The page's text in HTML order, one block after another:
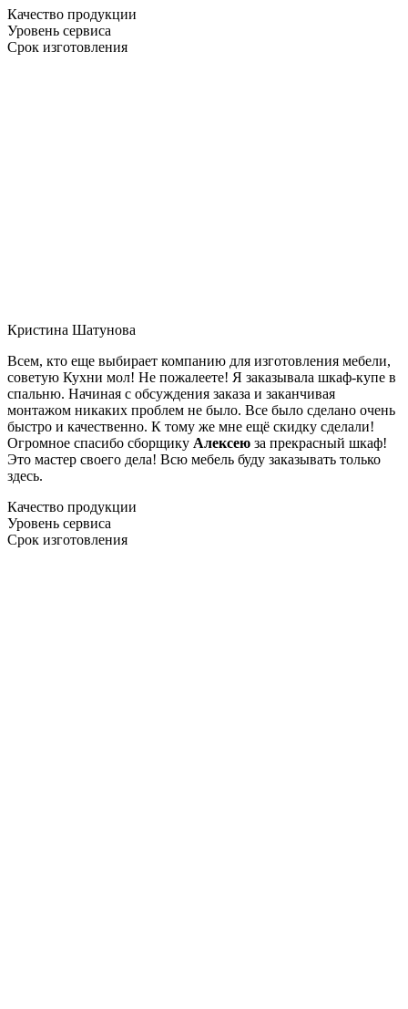
Качество продукции
Уровень сервиса
Срок изготовления
Кристина Шатунова
Всем, кто еще выбирает компанию для изготовления мебели,
советую Кухни мол! Не пожалеете! Я заказывала шкаф-купе в
спальню. Начиная с обсуждения заказа и заканчивая
монтажом никаких проблем не было. Все было сделано очень
быстро и качественно. К тому же мне ещё скидку сделали!
Огромное спасибо сборщику Алексею за прекрасный шкаф!
Это мастер своего дела! Всю мебель буду заказывать только
здесь.
Качество продукции
Уровень сервиса
Срок изготовления